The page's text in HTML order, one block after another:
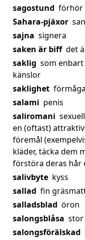
sagostund förhör
Sahara-pjäxor
sajna signera
saken är biff det
saklig som
känslor
saklighet
salami penis
saliromani
en (oftast)
föremål
kläder, täcka dem
förstöra deras hår
salivbyte kyss
sallad fin
salladsblad öron
salongsblåsa stor
salongsförälskad